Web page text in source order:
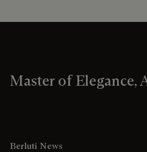
Master of Elegance,
Berluti News